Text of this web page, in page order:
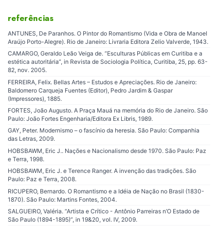
referências
ANTUNES, De Paranhos. O Pintor do Romantismo (Vida e Obra de Manoel
Araújo Porto-Alegre). Rio de Janeiro: Livraria Editora Zelio Valverde, 1943.
CAMARGO, Geraldo Leão Veiga de. “Esculturas Públicas em Curitiba e a
estética autoritária”, in Revista de Sociologia Política, Curitiba, 25, pp. 63-
82, nov. 2005.
FERREIRA, Felix. Bellas Artes – Estudos e Apreciações. Rio de Janeiro:
Baldomero Carqueja Fuentes (Editor), Pedro Jardim & Gaspar
(Impressores), 1885.
FORTES, João Augusto. A Praça Mauá na memória do Rio de Janeiro. São
Paulo: João Fortes Engenharia/Editora Ex Libris, 1989.
GAY, Peter. Modernismo – o fascínio da heresia. São Paulo: Companhia
das Letras, 2009.
HOBSBAWM, Eric J.. Nações e Nacionalismo desde 1970. São Paulo: Paz
e Terra, 1998.
HOBSBAWM, Eric J. e Terence Ranger. A invenção das tradições. São
Paulo: Paz e Terra, 2008.
RICUPERO, Bernardo. O Romantismo e a Idéia de Nação no Brasil (1830-
1870). São Paulo: Martins Fontes, 2004.
SALGUEIRO, Valéria. “Artista e Crítico - Antônio Parreiras n’O Estado de
São Paulo (1894-1895)”, in 19&20, vol. IV, 2009.